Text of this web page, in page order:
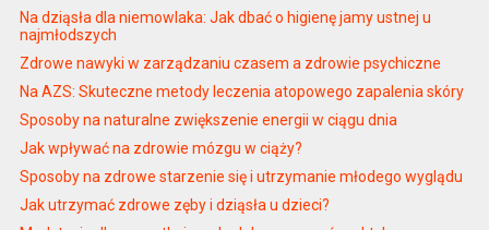
Na dziąsła dla niemowlaka: Jak dbać o higienę jamy ustnej u
najmłodszych
Zdrowe nawyki w zarządzaniu czasem a zdrowie psychiczne
Na AZS: Skuteczne metody leczenia atopowego zapalenia skóry
Sposoby na naturalne zwiększenie energii w ciągu dnia
Jak wpływać na zdrowie mózgu w ciąży?
Sposoby na zdrowe starzenie się i utrzymanie młodego wyglądu
Jak utrzymać zdrowe zęby i dziąsła u dzieci?